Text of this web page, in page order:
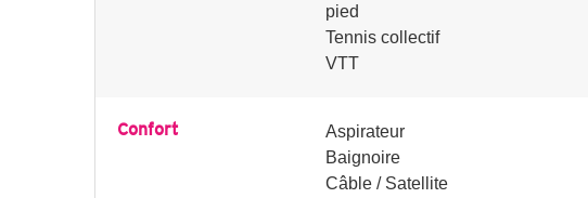
pied
Tennis collectif
VTT
Confort
Aspirateur
Baignoire
Câble / Satellite